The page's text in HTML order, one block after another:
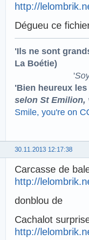
http://
Dégueu ce
'Ils ne sont
La Boétie)
'
'Bien heureux
selon St Emilion,
Smile, you're on
30.11.2013 12:17:38
Carcasse de
http://
donblou de
Cachalot
http://